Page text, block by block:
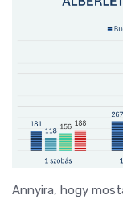
Annyira, hogy